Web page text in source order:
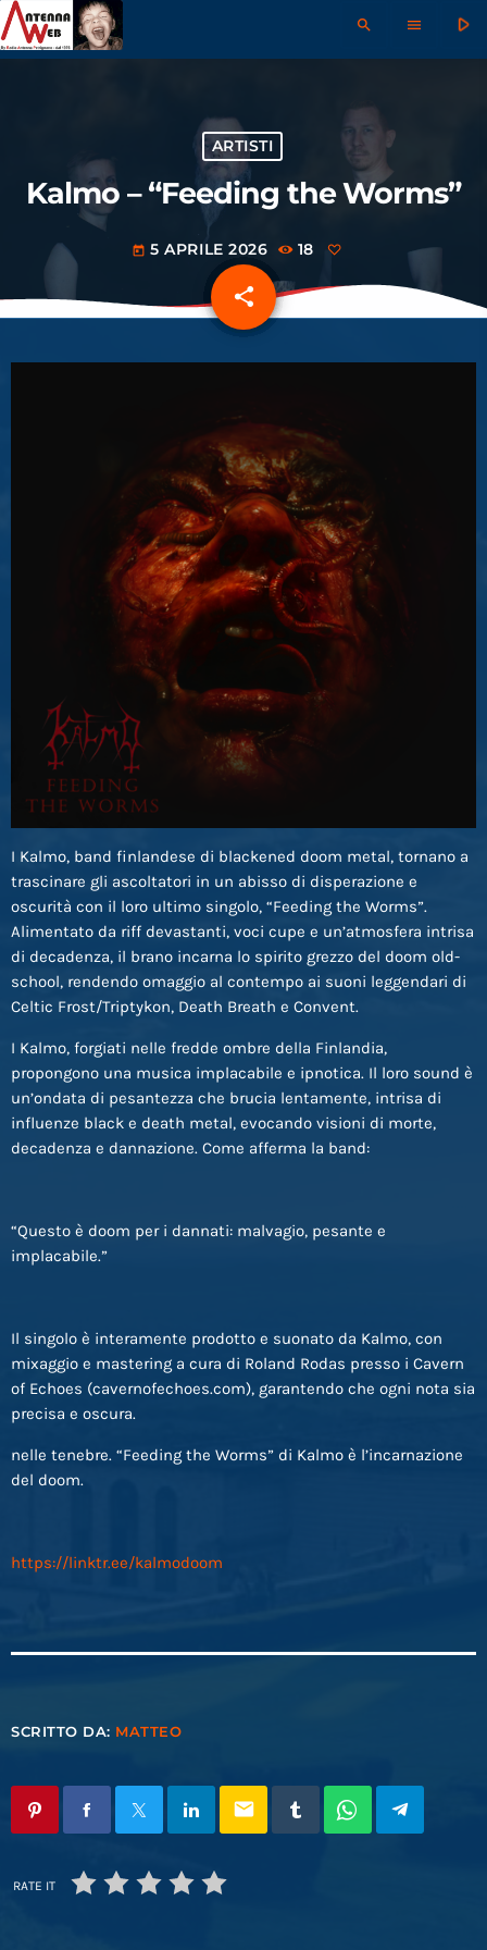
search menu play_arrow
ARTISTI
Kalmo – “Feeding the Worms”
today 5 APRILE 2026 18
share
email
I Kalmo, band finlandese di blackened doom metal, tornano a
trascinare gli ascoltatori in un abisso di disperazione e
oscurità con il loro ultimo singolo, “Feeding the Worms”.
Alimentato da riff devastanti, voci cupe e un’atmosfera intrisa
di decadenza, il brano incarna lo spirito grezzo del doom old-
school, rendendo omaggio al contempo ai suoni leggendari di
Celtic Frost/Triptykon, Death Breath e Convent.
I Kalmo, forgiati nelle fredde ombre della Finlandia,
propongono una musica implacabile e ipnotica. Il loro sound è
un’ondata di pesantezza che brucia lentamente, intrisa di
influenze black e death metal, evocando visioni di morte,
decadenza e dannazione. Come afferma la band:
“Questo è doom per i dannati: malvagio, pesante e
implacabile.”
Il singolo è interamente prodotto e suonato da Kalmo, con
mixaggio e mastering a cura di Roland Rodas presso i Cavern
of Echoes (cavernofechoes.com), garantendo che ogni nota sia
precisa e oscura.
nelle tenebre. “Feeding the Worms” di Kalmo è l’incarnazione
del doom.
https://linktr.ee/kalmodoom
SCRITTO DA: MATTEO
email
RATE IT